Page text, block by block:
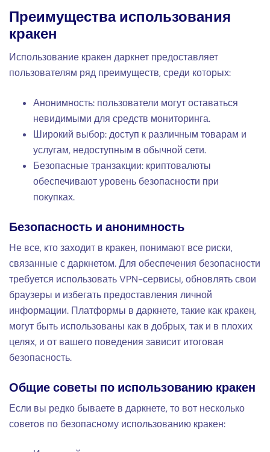
Преимущества использования
кракен
Использование кракен даркнет предоставляет
пользователям ряд преимуществ, среди которых:
Анонимность: пользователи могут оставаться
невидимыми для средств мониторинга.
Широкий выбор: доступ к различным товарам и
услугам, недоступным в обычной сети.
Безопасные транзакции: криптовалюты
обеспечивают уровень безопасности при
покупках.
Безопасность и анонимность
Не все, кто заходит в кракен, понимают все риски,
связанные с даркнетом. Для обеспечения безопасности
требуется использовать VPN-сервисы, обновлять свои
браузеры и избегать предоставления личной
информации. Платформы в даркнете, такие как кракен,
могут быть использованы как в добрых, так и в плохих
целях, и от вашего поведения зависит итоговая
безопасность.
Общие советы по использованию кракен
Если вы редко бываете в даркнете, то вот несколько
советов по безопасному использованию кракен: